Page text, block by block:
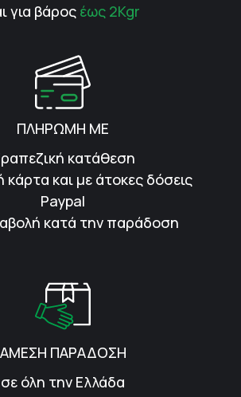
για βάρος έως 2Kgr
ΠΛΗΡΩΜΗ ΜΕ
κατάθεση
κάρτα και με άτοκες δόσεις
Paypal
κατά την παράδοση
ΑΜΕΣΗ ΠΑΡΑΔΟΣΗ
σε όλη την Ελλάδα